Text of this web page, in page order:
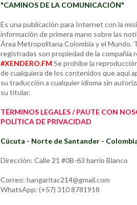
"CAMINOS DE LA COMUNICACIÓN"
Es una publicación para Internet con la
información de primera mano sobre las
Área Metropolitana Colombia y el Mundo.
registradas son propiedad de la compañía
#XENDERO.FM Se prohíbe la
de cualquiera de los contenidos que aquí
su traducción a cualquier idioma sin
su titular.
TÉRMINOS LEGALES / PAUTE CON
POLÍTICA DE PRIVACIDAD
Cúcuta - Norte de Santander -
Dirección: Calle 21 #0B-63 barrio Blanco
Correo: hangaritac214@gmail.com
WhatsApp: (+57) 310 8781918